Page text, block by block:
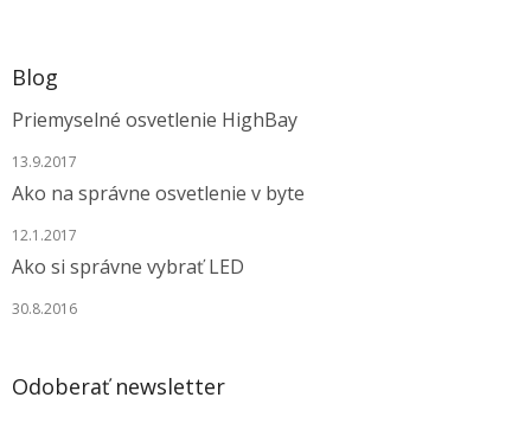
Blog
Priemyselné osvetlenie HighBay
13.9.2017
Ako na správne osvetlenie v byte
12.1.2017
Ako si správne vybrať LED
30.8.2016
Odoberať newsletter